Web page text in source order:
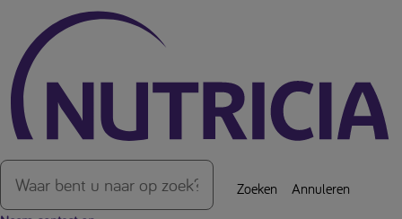
Over de inhoud van de pagina
Zoeken
Annuleren